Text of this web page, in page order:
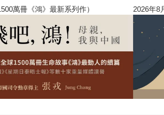
中國（暢銷全球逾1500萬冊《鴻》最新系列作）